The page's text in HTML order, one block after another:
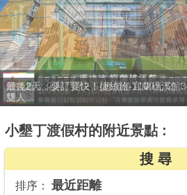
搜尋景點
好康優惠
最新消息
最新留言
商家合作
贈九族文化村門票2張(總價值1100元*2)
店...
小墾丁渡假村的附近景點 :
搜 尋
排序： 最近距離